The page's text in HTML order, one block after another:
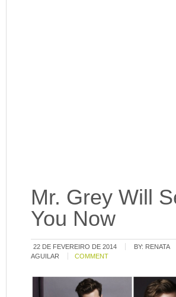
Mr. Grey Will
You Now
22 DE FEVEREIRO DE 2014 BY: RENATA
AGUILAR
COMMENT